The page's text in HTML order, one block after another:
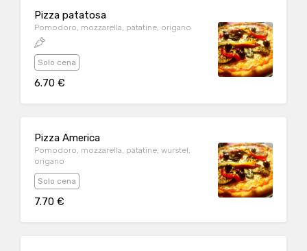
Pizza patatosa
Pomodoro, mozzarella, patatine, origano
Solo cena
6.70 €
Pizza America
Pomodoro, mozzarella, patatine, wurstel,
origano
Solo cena
7.70 €